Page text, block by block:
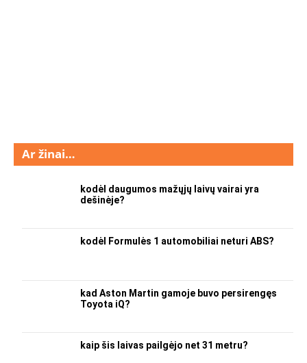
Ar žinai…
kodėl daugumos mažųjų laivų vairai yra
dešinėje?
kodėl Formulės 1 automobiliai neturi ABS?
kad Aston Martin gamoje buvo persirengęs
Toyota iQ?
kaip šis laivas pailgėjo net 31 metru?